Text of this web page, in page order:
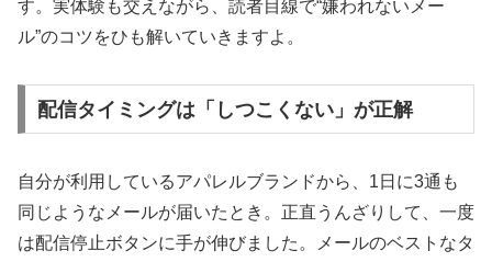
す。実体験も交えながら、読者目線で“嫌われないメー
ル”のコツをひも解いていきますよ。
配信タイミングは「しつこくない」が正解
自分が利用しているアパレルブランドから、1日に3通も
同じようなメールが届いたとき。正直うんざりして、一度
は配信停止ボタンに手が伸びました。メールのベストなタ